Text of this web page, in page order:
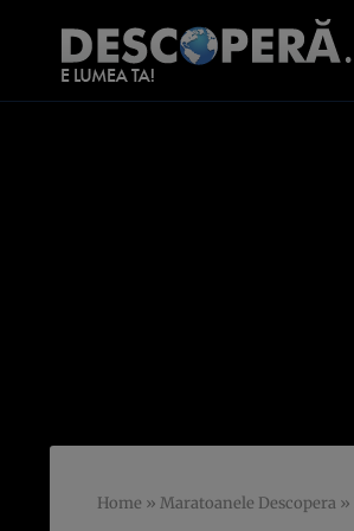
Home » Maratoanele Descopera »